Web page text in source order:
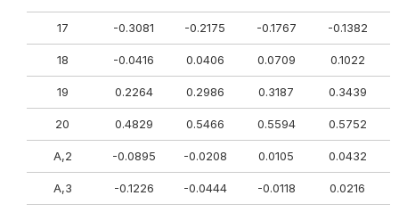
17 -0.3081 -0.2175 -0.1767 -0.1382
18 -0.0416 0.0406 0.0709 0.1022
19 0.2264 0.2986 0.3187 0.3439
20 0.4829 0.5466 0.5594 0.5752
A,2 -0.0895 -0.0208 0.0105 0.0432
A,3 -0.1226 -0.0444 -0.0118 0.0216